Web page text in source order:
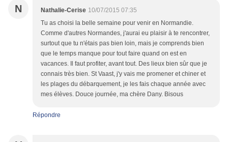
N Nathalie-Cerise 10/07/2015 07:35
Tu as choisi la belle semaine pour venir en Normandie.
Comme d'autres Normandes, j'aurai eu plaisir à te rencontrer,
surtout que tu n'étais pas bien loin, mais je comprends bien
que le temps manque pour tout faire quand on est en
vacances. Il faut profiter, avant tout. Des lieux bien sûr que je
connais très bien. St Vaast, j'y vais me promener et chiner et
les plages du débarquement, je les fais chaque année avec
mes élèves. Douce journée, ma chère Dany. Bisous
Répondre